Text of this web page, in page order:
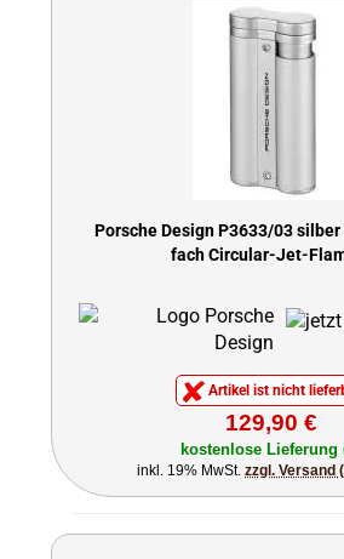
Porsche Design P3633/03
fach Circular-Jet-
Artikel ist nicht
129,90 €
kostenlose Lieferung
inkl. 19% MwSt. zzgl. Versand